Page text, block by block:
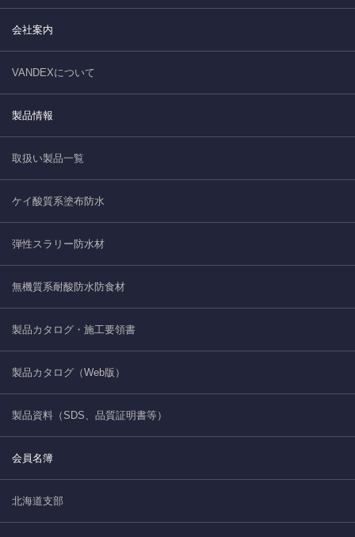
会社案内
VANDEXについて
製品情報
取扱い製品一覧
ケイ酸質系塗布防水
弾性スラリー防水材
無機質系耐酸防水防食材
製品カタログ・施工要領書
製品カタログ（Web版）
製品資料（SDS、品質証明書等）
会員名簿
北海道支部